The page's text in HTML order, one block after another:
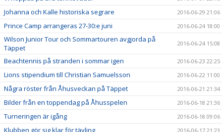
Johanna och Kalle historiska segrare 2016-06-29 21:06
Prince Camp arrangeras 27-30:e juni 2016-06-24 18:00
Wilson Junior Tour och Sommartouren avgjorda på
Täppet
2016-06-24 15:08
Beachtennis på stranden i sommar igen 2016-06-23 22:25
Lions stipendium till Christian Samuelsson 2016-06-22 11:00
Några röster från Åhusveckan på Täppet 2016-06-21 21:34
Bilder från en toppendag på Åhusspelen 2016-06-18 21:36
Turneringen är igång 2016-06-18 09:06
Klubben gör sig klar för tävling 2016-06-17 21:23